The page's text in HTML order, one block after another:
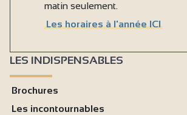
matin seulement.
Les horaires à l'année ICI
LES INDISPENSABLES
Brochures
Les incontournables